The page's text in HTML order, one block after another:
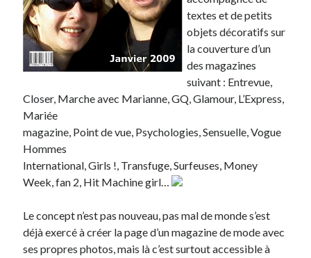
Derniers articles
Proxae ou comment prouver que vous aviez cette idée avant tout le
monde
La Mesa Ya! ou comment trouver un bon restaurant sur la Costa Blanca
Banaya ou comment créer une marque élégante pour chiens et chats
protonURL ou comment partager des mots de passe ou informations
confidentielles de façon sécurisée ?
Corriger l’erreur « ‘ps_tablename’ doesn’t exist » sur PrestaShop avec
Suivez-moi :)
textes et de petits
objets décoratifs sur
la couverture d’un
des magazines
suivant : Entrevue,
Closer, Marche avec Marianne, GQ, Glamour, L’Express,
Mariée
magazine, Point de vue, Psychologies, Sensuelle, Vogue
Hommes
International, Girls !, Transfuge, Surfeuses, Money
Week, fan 2, Hit Machine girl…
Le concept n’est pas nouveau, pas mal de monde s’est
déjà exercé à créer la page d’un magazine de mode avec
ses propres photos, mais là c’est surtout accessible à